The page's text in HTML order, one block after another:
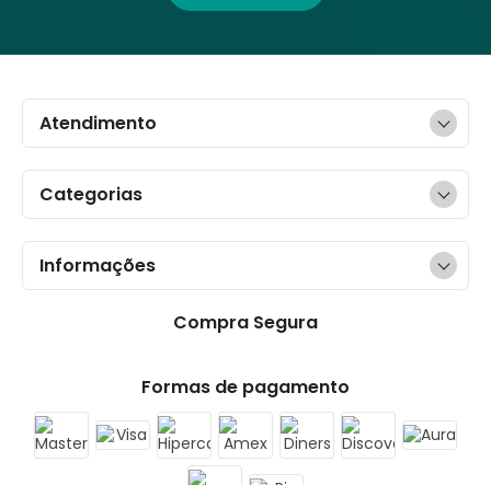
Categorias
Informações
Compra Segura
Atendimento
Formas de pagamento